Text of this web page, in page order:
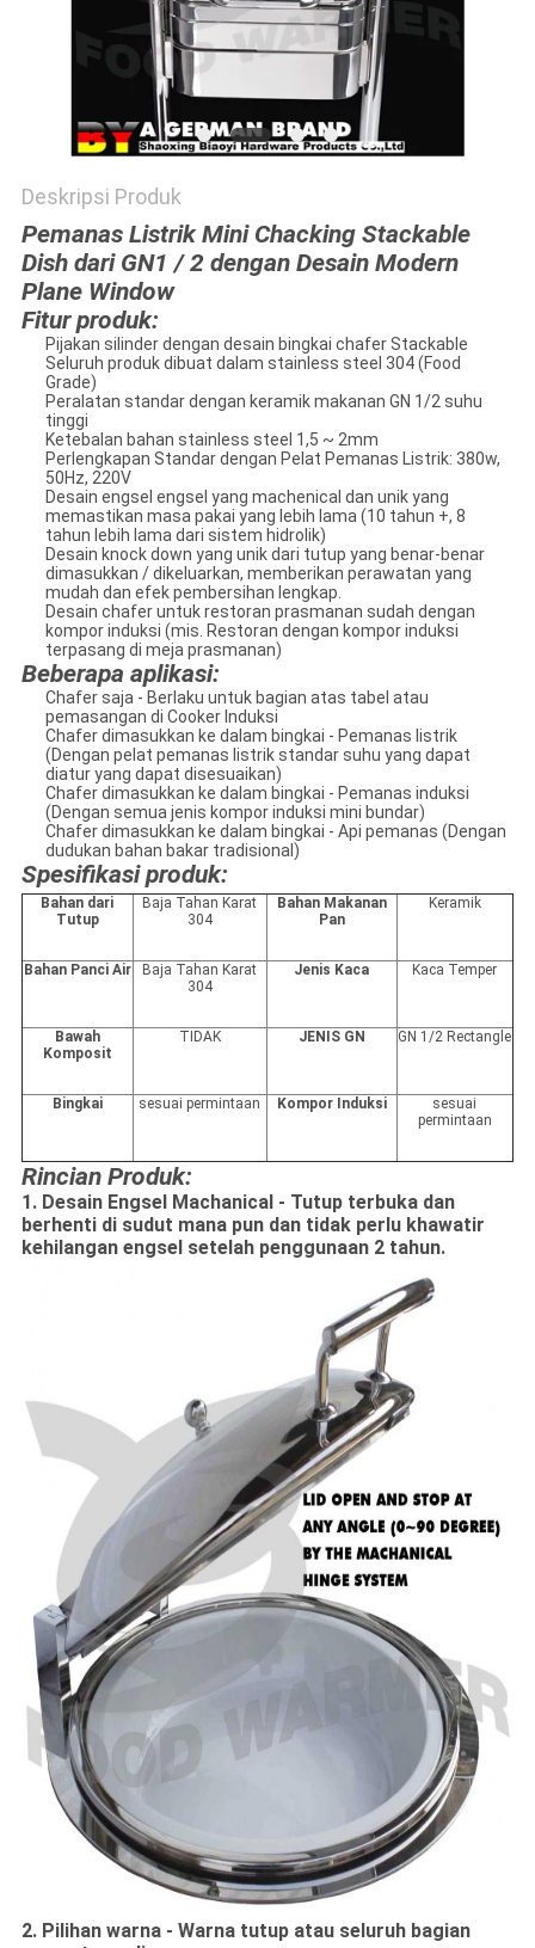
Deskripsi Produk
Pemanas Listrik Mini Chacking Stackable
Dish dari GN1 / 2 dengan Desain Modern
Plane Window
Fitur produk:
Pijakan silinder dengan desain bingkai chafer Stackable
Seluruh produk dibuat dalam stainless steel 304 (Food
Grade)
Peralatan standar dengan keramik makanan GN 1/2 suhu
tinggi
Ketebalan bahan stainless steel 1,5 ~ 2mm
Perlengkapan Standar dengan Pelat Pemanas Listrik: 380w,
50Hz, 220V
Desain engsel engsel yang machenical dan unik yang
memastikan masa pakai yang lebih lama (10 tahun +, 8
tahun lebih lama dari sistem hidrolik)
Desain knock down yang unik dari tutup yang benar-benar
dimasukkan / dikeluarkan, memberikan perawatan yang
mudah dan efek pembersihan lengkap.
Desain chafer untuk restoran prasmanan sudah dengan
kompor induksi (mis. Restoran dengan kompor induksi
terpasang di meja prasmanan)
Beberapa aplikasi:
Chafer saja - Berlaku untuk bagian atas tabel atau
pemasangan di Cooker Induksi
Chafer dimasukkan ke dalam bingkai - Pemanas listrik
(Dengan pelat pemanas listrik standar suhu yang dapat
diatur yang dapat disesuaikan)
Chafer dimasukkan ke dalam bingkai - Pemanas induksi
(Dengan semua jenis kompor induksi mini bundar)
Chafer dimasukkan ke dalam bingkai - Api pemanas (Dengan
dudukan bahan bakar tradisional)
Spesifikasi produk:
Bahan dari
Tutup
Baja Tahan Karat
304
Bahan Makanan
Pan
Keramik
Bahan Panci Air
Baja Tahan Karat
304
Jenis Kaca Kaca Temper
Bawah
Komposit
TIDAK JENIS GN GN 1/2 Rectangle
Bingkai sesuai permintaan Kompor Induksi
sesuai
permintaan
Rincian Produk:
1. Desain Engsel Machanical - Tutup terbuka dan
berhenti di sudut mana pun dan tidak perlu khawatir
kehilangan engsel setelah penggunaan 2 tahun.
2. Pilihan warna - Warna tutup atau seluruh bagian